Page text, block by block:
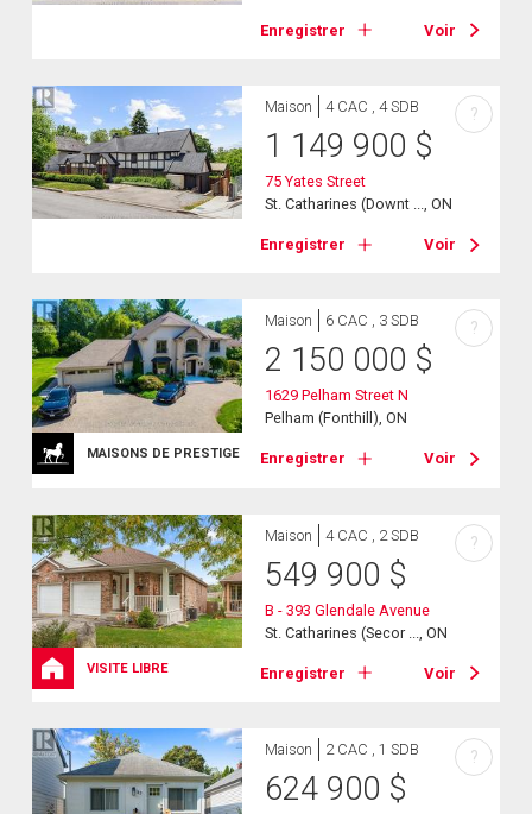
Enregistrer Voir
Maison 4 CAC , 4 SDB
1 149 900 $
75 Yates Street
St. Catharines (Downt ..., ON
Enregistrer Voir
?
MAISONS DE PRESTIGE
Maison 6 CAC , 3 SDB
2 150 000 $
1629 Pelham Street N
Pelham (Fonthill), ON
Enregistrer Voir
?
VISITE LIBRE
Maison 4 CAC , 2 SDB
549 900 $
B - 393 Glendale Avenue
St. Catharines (Secor ..., ON
Enregistrer Voir
?
Maison 2 CAC , 1 SDB
624 900 $
?